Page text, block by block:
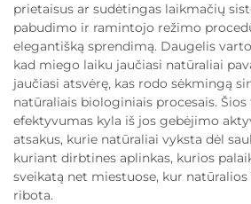
prietaisus ar sudėtingas laikmačių
pabudimo ir ramintojo režimo
elegantišką sprendimą. Daugelis
kad miego laiku jaučiasi natūraliai
jaučiasi atsvėrę, kas rodo sėkmingą
natūraliais biologiniais procesais.
efektyvumas kyla iš jos gebėjimo
atsakus, kurie natūraliai vyksta dėl
kuriant dirbtines aplinkas, kurios
sveikatą net miestuose, kur natūralios
ribota.